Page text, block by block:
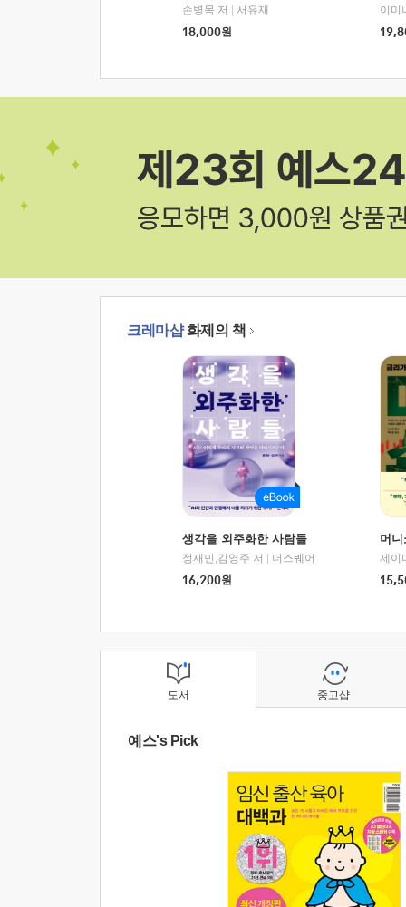
손병목 저
서유재
18,000원
이미
크레마샵화제의 책
생각을 외주화한 사람들
정재민,김영주 저
더스퀘어
16,200원
머
도서
예스's Pick
중고샵